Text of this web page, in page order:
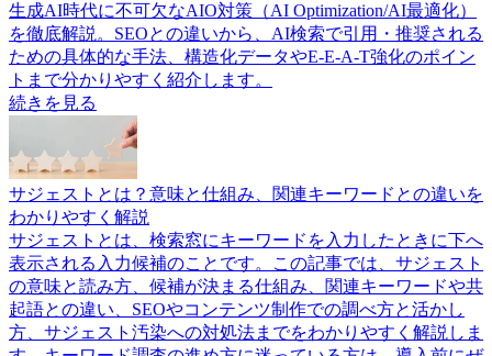
生成AI時代に不可欠なAIO対策（AI Optimization/AI最適化）
を徹底解説。SEOとの違いから、AI検索で引用・推奨される
ための具体的な手法、構造化データやE-E-A-T強化のポイン
トまで分かりやすく紹介します。
続きを見る
サジェストとは？意味と仕組み、関連キーワードとの違いを
わかりやすく解説
サジェストとは、検索窓にキーワードを入力したときに下へ
表示される入力候補のことです。この記事では、サジェスト
の意味と読み方、候補が決まる仕組み、関連キーワードや共
起語との違い、SEOやコンテンツ制作での調べ方と活かし
方、サジェスト汚染への対処法までをわかりやすく解説しま